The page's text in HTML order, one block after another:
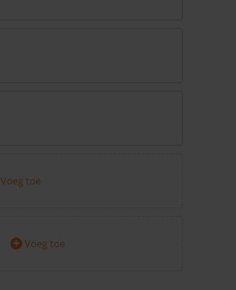
Voeg toe
+ Voeg toe